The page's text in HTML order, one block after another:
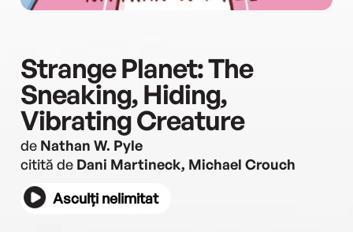
Strange Planet: The
Sneaking, Hiding,
Vibrating Creature
de Nathan W. Pyle
citită de Dani Martineck, Michael Crouch
Asculți nelimitat